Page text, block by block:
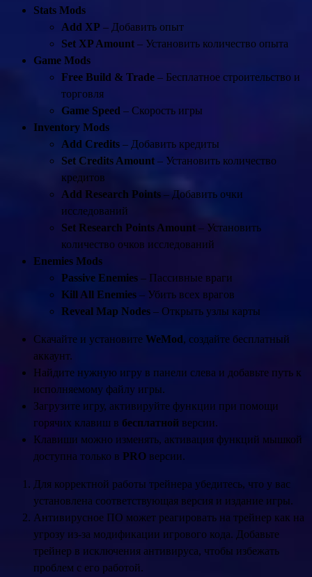
Stats Mods
Add XP – Добавить опыт
Set XP Amount – Установить количество опыта
Game Mods
Free Build & Trade – Бесплатное строительство и
торговля
Game Speed – Скорость игры
Inventory Mods
Add Credits – Добавить кредиты
Set Credits Amount – Установить количество
кредитов
Add Research Points – Добавить очки
исследований
Set Research Points Amount – Установить
количество очков исследований
Enemies Mods
Passive Enemies – Пассивные враги
Kill All Enemies – Убить всех врагов
Reveal Map Nodes – Открыть узлы карты
Скачайте и установите WeMod, создайте бесплатный
аккаунт.
Найдите нужную игру в панели слева и добавьте путь к
исполняемому файлу игры.
Загрузите игру, активируйте функции при помощи
горячих клавиш в бесплатной версии.
Клавиши можно изменять, активация функций мышкой
доступна только в PRO версии.
Для корректной работы трейнера убедитесь, что у вас
установлена соответствующая версия и издание игры.
Антивирусное ПО может реагировать на трейнер как на
угрозу из-за модификации игрового кода. Добавьте
трейнер в исключения антивируса, чтобы избежать
проблем с его работой.